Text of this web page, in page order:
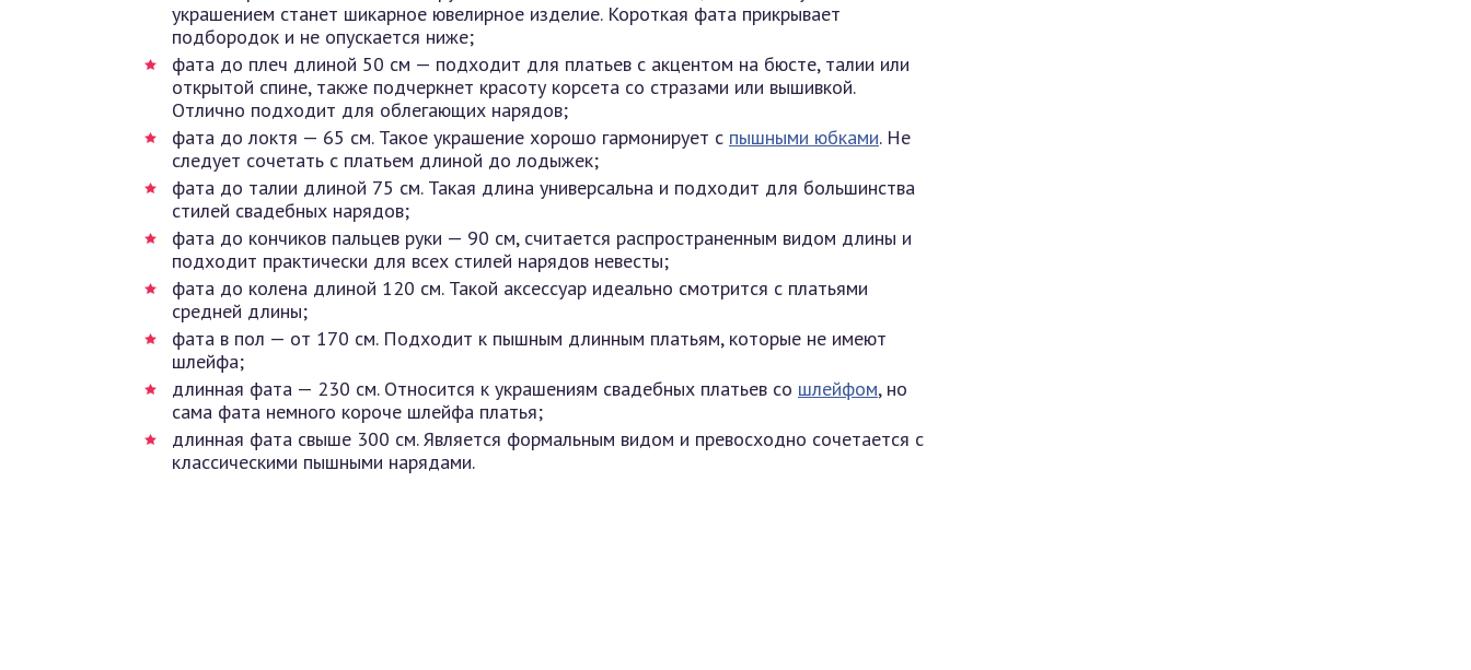
украшением станет шикарное ювелирное изделие. Короткая фата прикрывает
подбородок и не опускается ниже;
фата до плеч длиной 50 см — подходит для платьев с акцентом на бюсте, талии или
открытой спине, также подчеркнет красоту корсета со стразами или вышивкой.
Отлично подходит для облегающих нарядов;
фата до локтя — 65 см. Такое украшение хорошо гармонирует с пышными юбками. Не
следует сочетать с платьем длиной до лодыжек;
фата до талии длиной 75 см. Такая длина универсальна и подходит для большинства
стилей свадебных нарядов;
фата до кончиков пальцев руки — 90 см, считается распространенным видом длины и
подходит практически для всех стилей нарядов невесты;
фата до колена длиной 120 см. Такой аксессуар идеально смотрится с платьями
средней длины;
фата в пол — от 170 см. Подходит к пышным длинным платьям, которые не имеют
шлейфа;
длинная фата — 230 см. Относится к украшениям свадебных платьев со шлейфом, но
сама фата немного короче шлейфа платья;
длинная фата свыше 300 см. Является формальным видом и превосходно сочетается с
классическими пышными нарядами.